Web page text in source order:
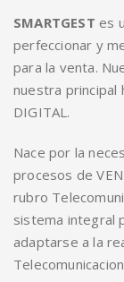
SMARTGEST es
perfeccionar y
para la venta.
nuestra principal
DIGITAL.
Nace por la
procesos de
rubro
sistema integral
adaptarse a la